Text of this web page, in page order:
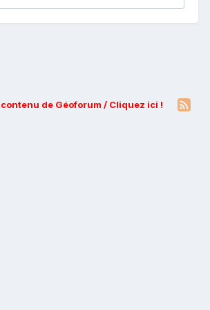
de Géoforum / Cliquez ici !